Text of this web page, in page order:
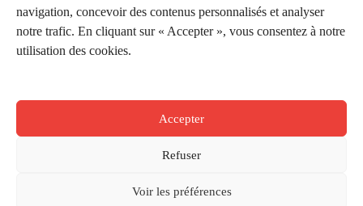
navigation, concevoir des contenus personnalisés et analyser
notre trafic. En cliquant sur « Accepter », vous consentez à notre
utilisation des cookies.
Accepter
Refuser
Voir les préférences
Application